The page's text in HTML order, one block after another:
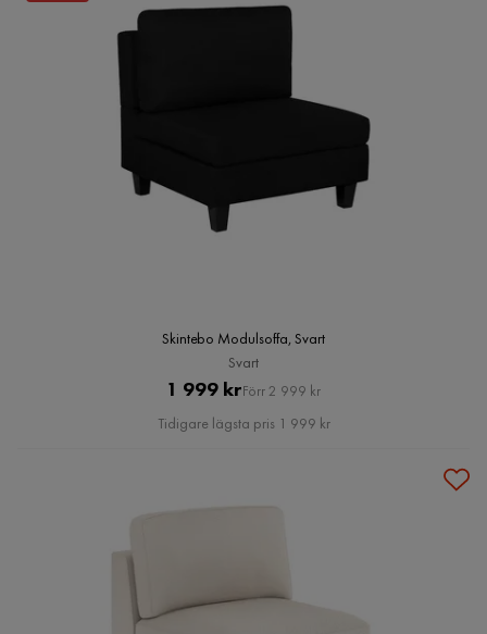
Skintebo Modulsoffa, Svart
Svart
Pris
1 999 krOriginal
Pris
Förr 2 999 kr
Tidigare lägsta pris 1 999 kr